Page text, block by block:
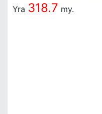
Yra 318.7 my.